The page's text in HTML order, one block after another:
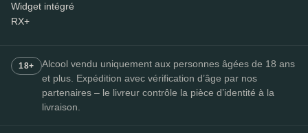
Widget intégré
RX+
18+
Alcool vendu uniquement aux personnes âgées de 18 ans
et plus. Expédition avec vérification d’âge par nos
partenaires – le livreur contrôle la pièce d’identité à la
livraison.